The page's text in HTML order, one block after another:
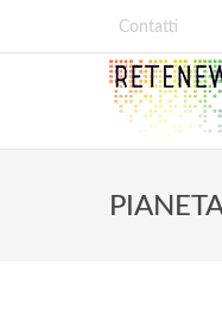
Contatti